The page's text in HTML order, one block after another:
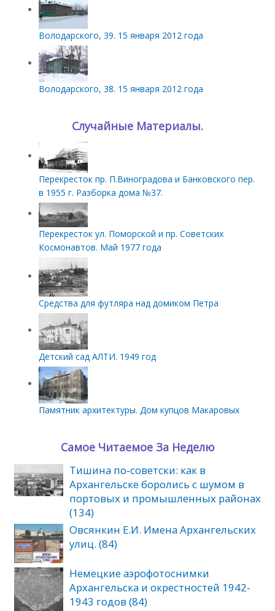
Володарского, 39. 15 января 2012 года
Володарского, 38. 15 января 2012 года
Случайные Материалы.
Перекресток пр. П.Виноградова и Банковского пер.
в 1955 г. Разборка дома №37.
Перекресток ул. Поморской и пр. Советских
Космонавтов. Май 1977 года
Средства для футляра над домиком Петра
Детский сад АЛТИ. 1949 год
Памятник архитектуры. Дом купцов Макаровых
Самое Читаемое За Неделю
Тишина по‑советски: как в
Архангельске боролись с шумом в
портовых и промышленных районах
(134)
Овсянкин Е.И. Имена Архангельских
улиц. (84)
Немецкие аэрофотоснимки
Архангельска и окрестностей 1942-
1943 годов (84)